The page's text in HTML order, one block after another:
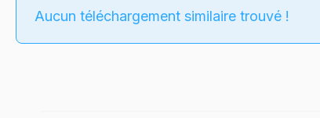
Aucun téléchargement similaire trouvé !